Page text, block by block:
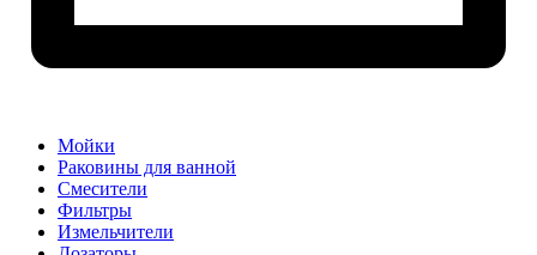
Мойки
Раковины для ванной
Смесители
Фильтры
Измельчители